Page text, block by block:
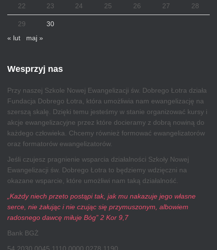
22 23 24 25 26 27 28
29
30
« lut
maj »
Wesprzyj nas
Przy naszej Szkole Nowej Ewangelizacji św. Dobrego Łotra działa
Fundacja Dobrego Łotra, która umożliwia nam ewangelizację na
szerszą skalę. Dzięki temu jesteśmy w stanie organizować kursy i
akcje ewangelizacyjne przez które docieramy z dobrą nowiną do
każdego człowieka. Chcemy również formować ewangelizatorów
oraz formatorów ewangelizatorów.
Jeśli czujesz pragnienie wsparcia działalności Szkoły Nowej
Ewangelizacji św. Dobrego Łotra to będziemy wdzięczni na
okazane wsparcie, które umożliwi nam taką działalność.
„Każdy niech przeto postąpi tak, jak mu nakazuje jego własne
serce, nie żałując i nie czując się przymuszonym, albowiem
radosnego dawcę miłuje Bóg” 2 Kor 9,7
Bank BGŻ